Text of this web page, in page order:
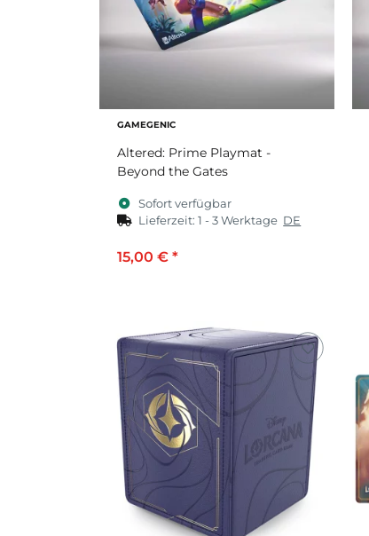
GAMEGENIC
Altered: Prime Playmat -
Beyond the Gates
Sofort verfügbar
Lieferzeit:1 - 3 Werktage DE
15,00 € *